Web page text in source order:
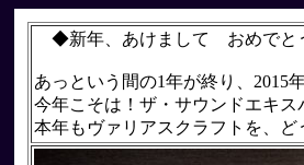
◆新年、あけまして おめでと
あっという間の1年が終り、2015
今年こそは！ザ・サウンドエキ
本年もヴァリアスクラフトを、ど